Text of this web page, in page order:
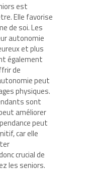
est
Elle favorise
de soi. Les
autonomie
et plus
également
de
peut
physiques.
sont
améliorer
peut
car elle
crucial de
les seniors.